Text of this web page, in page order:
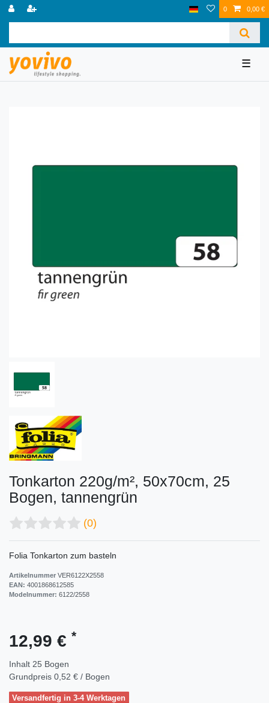
0 0,00 €
☰
Tonkarton 220g/m², 50x70cm, 25
Bogen, tannengrün
(0)
Folia Tonkarton zum basteln
Artikelnummer VER6122X2558
EAN: 4001868612585
Modelnummer: 6122/2558
12,99 € *
Inhalt 25 Bogen
Grundpreis 0,52 € / Bogen
Versandfertig in 3-4 Werktagen